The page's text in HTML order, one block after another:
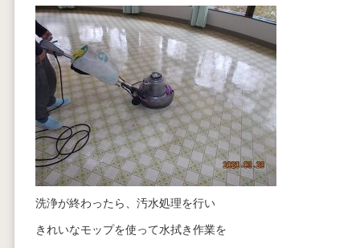
洗浄が終わったら、汚水処理を行い
きれいなモップを使って水拭き作業を